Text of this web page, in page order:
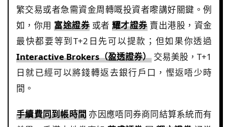
繁交易或者急需資金周轉嘅投資者嚟講好關鍵。例
如，你用富途證券或者 耀才證券賣出港股，資金
最快都要等到T+2日先可以提款；但如果你透過
Interactive Brokers（盈透證券）交易美股，T+1
日就已經可以將錢轉返去銀行戶口，慳返唔少時
間。
手續費同到帳時間 亦因應唔同券商同結算系統而有